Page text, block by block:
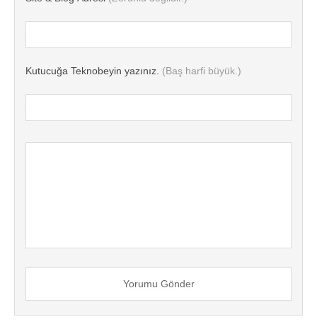
Kutucuğa Teknobeyin yazınız. (Baş harfi büyük.)
Yorumu Gönder